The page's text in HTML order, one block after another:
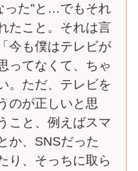
った”と…でもそれ
たこと。それは言
今も僕はテレビが
ってなくて、ちゃ
。ただ、テレビを
のが正しいと思
こと、例えばスマ
か、SNSだった
り、そっちに取ら